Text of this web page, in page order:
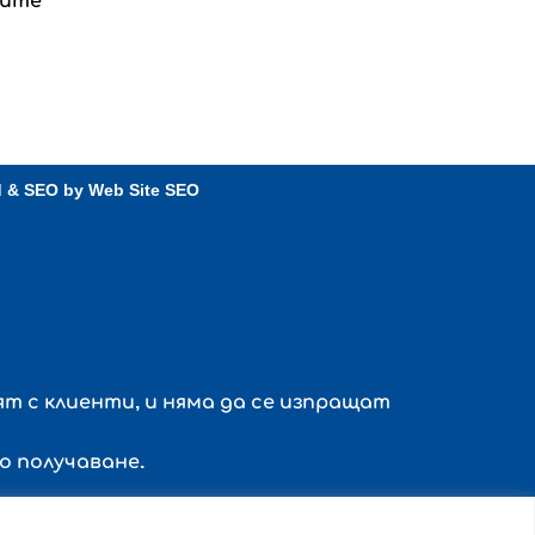
& SEO by Web Site SEO
с клиенти, и няма да се изпращат
получаване.